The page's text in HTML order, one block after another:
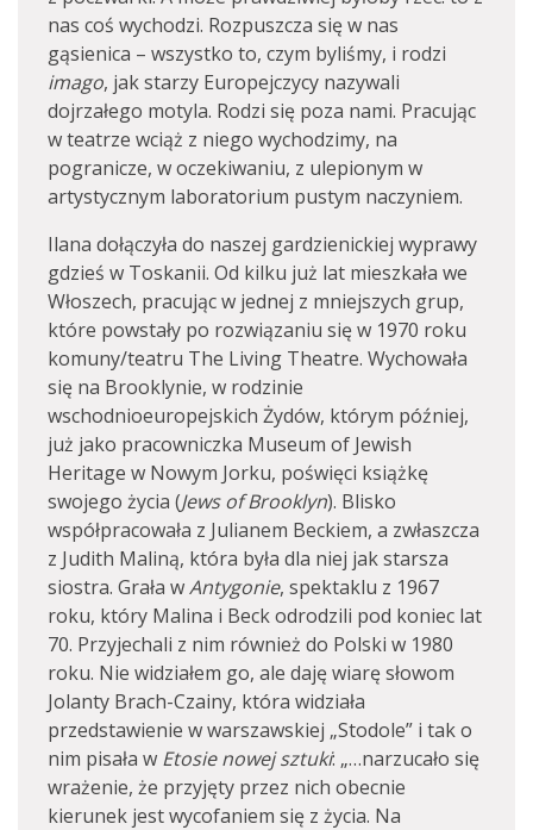
nas coś wychodzi. Rozpuszcza się w nas
gąsienica – wszystko to, czym byliśmy, i rodzi
imago, jak starzy Europejczycy nazywali
dojrzałego motyla. Rodzi się poza nami. Pracując
w teatrze wciąż z niego wychodzimy, na
pogranicze, w oczekiwaniu, z ulepionym w
artystycznym laboratorium pustym naczyniem.
Ilana dołączyła do naszej gardzienickiej wyprawy
gdzieś w Toskanii. Od kilku już lat mieszkała we
Włoszech, pracując w jednej z mniejszych grup,
które powstały po rozwiązaniu się w 1970 roku
komuny/teatru The Living Theatre. Wychowała
się na Brooklynie, w rodzinie
wschodnioeuropejskich Żydów, którym później,
już jako pracowniczka Museum of Jewish
Heritage w Nowym Jorku, poświęci książkę
swojego życia (Jews of Brooklyn). Blisko
współpracowała z Julianem Beckiem, a zwłaszcza
z Judith Maliną, która była dla niej jak starsza
siostra. Grała wAntygonie, spektaklu z 1967
roku, który Malina i Beck odrodzili pod koniec lat
70. Przyjechali z nim również do Polski w 1980
roku. Nie widziałem go, ale daję wiarę słowom
Jolanty Brach-Czainy, która widziała
przedstawienie w warszawskiej „Stodole” i tak o
nim pisała w Etosie nowej sztuki: „…narzucało się
wrażenie, że przyjęty przez nich obecnie
kierunek jest wycofaniem się z życia. Na